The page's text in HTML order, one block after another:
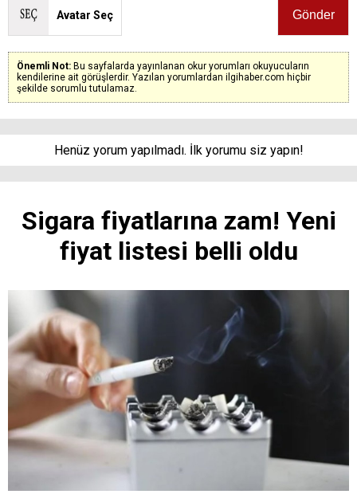
Avatar Seç
Önemli Not: Bu sayfalarda yayınlanan okur yorumları okuyucuların
kendilerine ait görüşlerdir. Yazılan yorumlardan ilgihaber.com hiçbir
şekilde sorumlu tutulamaz.
Henüz yorum yapılmadı. İlk yorumu siz yapın!
Sigara fiyatlarına zam! Yeni
fiyat listesi belli oldu